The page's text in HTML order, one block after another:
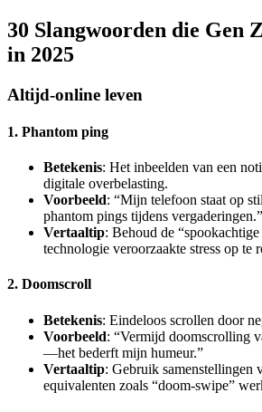
30 Slangwoorden die Gen
in 2025
Altijd-online leven
1. Phantom ping
Betekenis: Het inbeelden van een
digitale overbelasting.
Voorbeeld: “Mijn telefoon staat op
phantom pings tijdens vergaderingen.”
Vertaaltip: Behoud de
technologie veroorzaakte stress op te
2. Doomscroll
Betekenis: Eindeloos scrollen door
Voorbeeld: “Vermijd doomscrolling
—het bederft mijn humeur.”
Vertaaltip: Gebruik samenstellingen
equivalenten zoals “doom-swipe”